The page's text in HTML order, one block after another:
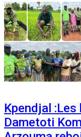
Kpendjal
Dametoti